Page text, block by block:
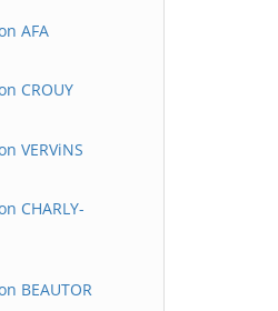
AFA
CROUY
VERViNS
CHARLY-
BEAUTOR